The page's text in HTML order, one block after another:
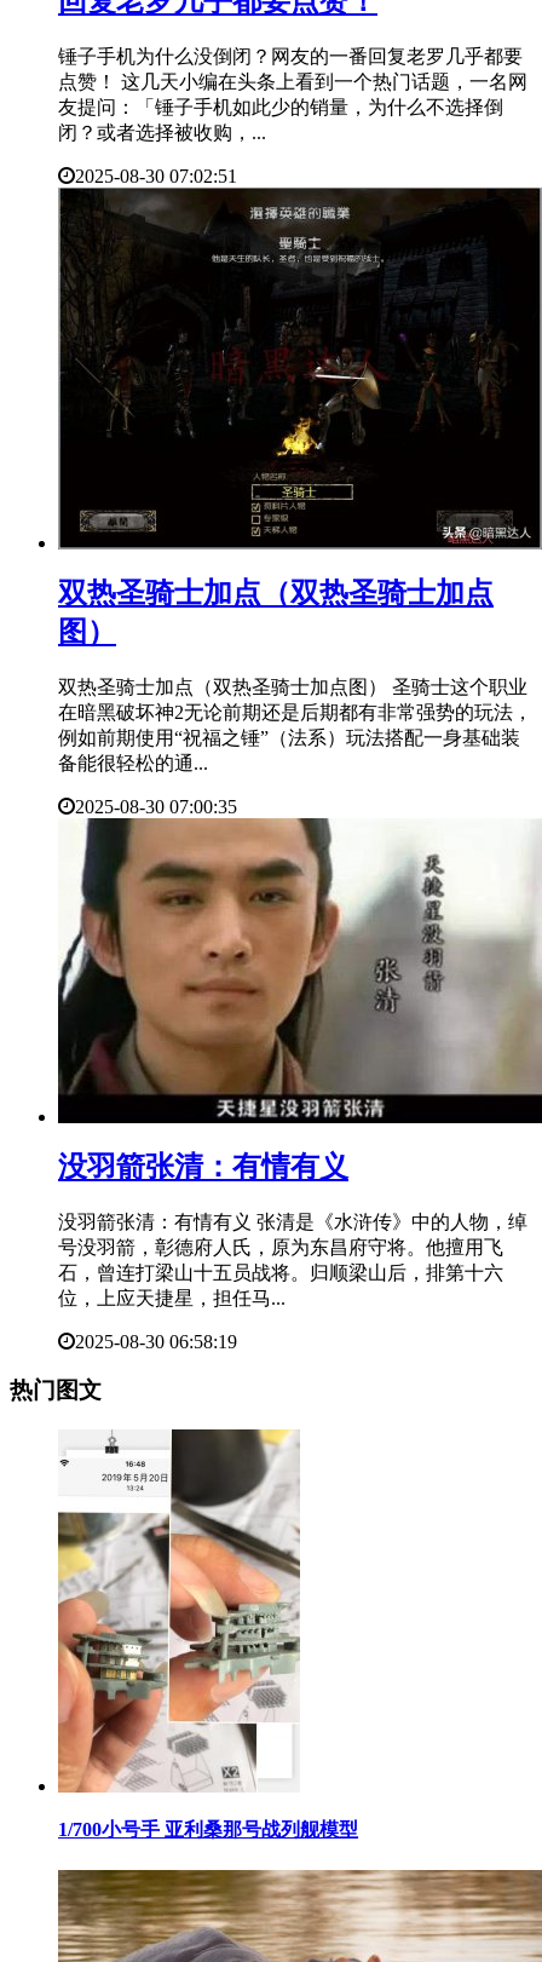
锤子手机为什么没倒闭？网友的一番回复老罗几乎都要
点赞！ 这几天小编在头条上看到一个热门话题，一名网
友提问：「锤子手机如此少的销量，为什么不选择倒
闭？或者选择被收购，...
2025-08-30 07:02:51
​双热圣骑士加点（双热圣骑士加点
图）
双热圣骑士加点（双热圣骑士加点图） 圣骑士这个职业
在暗黑破坏神2无论前期还是后期都有非常强势的玩法，
例如前期使用“祝福之锤”（法系）玩法搭配一身基础装
备能很轻松的通...
2025-08-30 07:00:35
​没羽箭张清：有情有义
没羽箭张清：有情有义 张清是《水浒传》中的人物，绰
号没羽箭，彰德府人氏，原为东昌府守将。他擅用飞
石，曾连打梁山十五员战将。归顺梁山后，排第十六
位，上应天捷星，担任马...
2025-08-30 06:58:19
热门图文
​1/700小号手 亚利桑那号战列舰模型